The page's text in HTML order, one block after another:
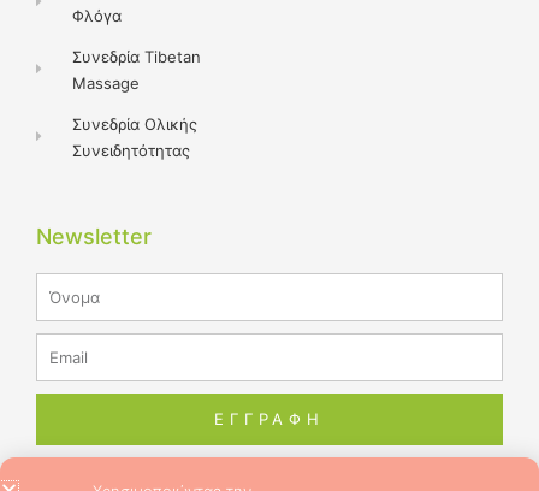
Φλόγα
Συνεδρία Tibetan
Massage
Συνεδρία Ολικής
Συνειδητότητας
Newsletter
ΕΓΓΡΑΦΗ